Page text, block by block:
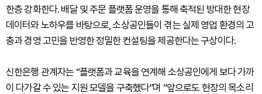
한층 강화한다. 배달 및 주문 플랫폼 운영을 통해 축적된 방대한 현장
데이터와 노하우를 바탕으로, 소상공인들이 겪는 실제 영업 환경의 고
충과 경영 고민을 반영한 정밀한 컨설팅을 제공한다는 구상이다.
신한은행 관계자는 “플랫폼과 교육을 연계해 소상공인에게 보다 가까
이 다가갈 수 있는 지원 모델을 구축했다”며 “앞으로도 현장의 목소리